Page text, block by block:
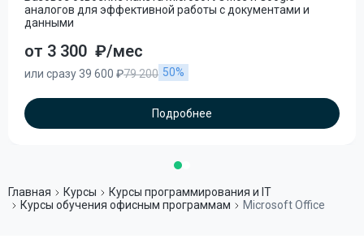
аналогов для эффективной работы с документами и
данными
от 3 300 ₽/мес
или сразу 39 600 ₽79 200 50%
Подробнее
Главная Курсы
Курсы программирования и IT
Курсы обучения офисным программам
Microsoft Office